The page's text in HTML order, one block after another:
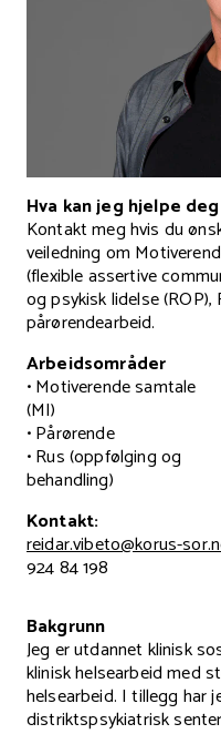
Hva kan jeg hjelpe
Kontakt meg hvis du
veiledning om
(flexible assertive
og psykisk lidelse
pårørendearbeid.
Arbeidsområder
• Motiverende samtale
(MI)
• Pårørende
• Rus (oppfølging og
behandling)
Kontakt:
reidar.vibeto@korus-
924 84 198
Bakgrunn
Jeg er utdannet klinisk
klinisk helsearbeid med
helsearbeid. I tillegg har
distriktspsykiatrisk